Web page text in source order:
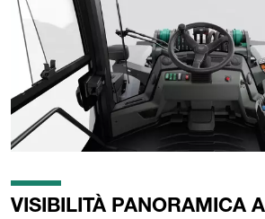
VISIBILITÀ PANORAMICA